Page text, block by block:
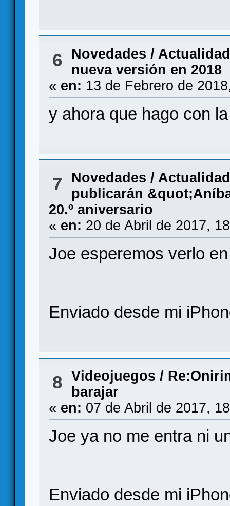
6
Novedades / Actualidad
nueva versión en 2018
« en: 13 de Febrero de
y ahora que hago con
7
Novedades / Actualidad
publicarán
20.º aniversario
« en: 20 de Abril de 2017,
Joe esperemos verlo
Enviado desde mi
8 Videojuegos /
barajar
« en: 07 de Abril de 2017,
Joe ya no me entra ni
Enviado desde mi